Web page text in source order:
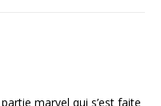
marvel qui s’est faite